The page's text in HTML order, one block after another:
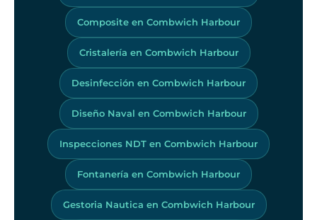
Composite en Combwich Harbour
Cristalería en Combwich Harbour
Desinfección en Combwich Harbour
Diseño Naval en Combwich Harbour
Inspecciones NDT en Combwich Harbour
Fontanería en Combwich Harbour
Gestoria Nautica en Combwich Harbour